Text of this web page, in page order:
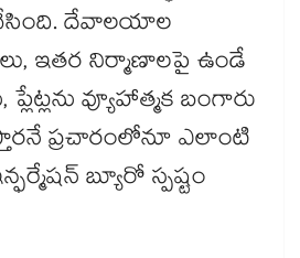
చేసింది. దేవాలయాల
ఇతర నిర్మాణాలపై ఉండే
వ్యూహాత్మక బంగారు
ప్రచారంలోనూ ఎలాంటి
బ్యూరో స్పష్టం